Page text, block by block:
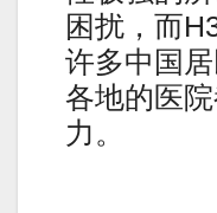
困扰，而
许多中国
各地的医
力。